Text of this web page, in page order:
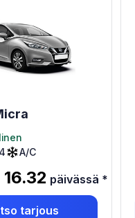
4 A/C
päivässä *
tarjous